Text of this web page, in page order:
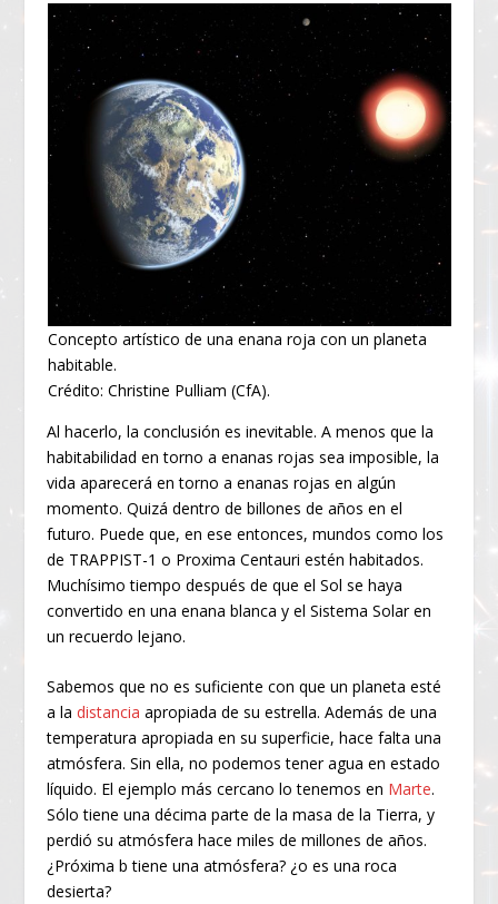
Concepto artístico de una enana roja con un planeta
habitable.
Crédito: Christine Pulliam (CfA).
Al hacerlo, la conclusión es inevitable. A menos que la
habitabilidad en torno a enanas rojas sea imposible, la
vida aparecerá en torno a enanas rojas en algún
momento. Quizá dentro de billones de años en el
futuro. Puede que, en ese entonces, mundos como los
de TRAPPIST-1 o Proxima Centauri estén habitados.
Muchísimo tiempo después de que el Sol se haya
convertido en una enana blanca y el Sistema Solar en
un recuerdo lejano.
Sabemos que no es suficiente con que un planeta esté
a ladistancia apropiada de su estrella. Además de una
temperatura apropiada en su superficie, hace falta una
atmósfera. Sin ella, no podemos tener agua en estado
líquido. El ejemplo más cercano lo tenemos en Marte.
Sólo tiene una décima parte de la masa de la Tierra, y
perdió su atmósfera hace miles de millones de años.
¿Próxima b tiene una atmósfera? ¿o es una roca
desierta?